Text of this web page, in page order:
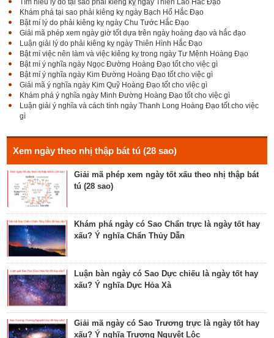
Tìm hiểu lý do tại sao phải kiêng kỵ ngày Thiên Lao Hắc Đạo
Khám phá tại sao phải kiêng kỵ ngày Bạch Hổ Hắc Đạo
Bật mí lý do phải kiêng kỵ ngày Chu Tước Hắc Đạo
Giải mã phép xem ngày giờ tốt dựa trên ngày hoàng đạo và hắc đạo
Luận giải lý do phải kiêng kỵ ngày Thiên Hình Hắc Đạo
Bật mí việc nên làm và việc kiêng kỵ trong ngày Tư Mệnh Hoàng Đạo
Bật mí ý nghĩa ngày Ngọc Đường Hoàng Đạo tốt cho việc gì
Bật mí ý nghĩa ngày Kim Đường Hoàng Đạo tốt cho việc gì
Giải mã ý nghĩa ngày Kim Quỹ Hoàng Đạo tốt cho việc gì
Khám phá ý nghĩa ngày Minh Đường Hoàng Đạo tốt cho việc gì
Luận giải ý nghĩa và cách tính ngày Thanh Long Hoàng Đạo tốt cho việc
gì
Xem ngày theo nhị thập bát tú (28 sao)
Bật mí Sao Đê tốt hay xấu – Tính chất và ý nghĩa
Đê Thổ Lạc
Giải mã Sao Cang tốt hay xấu – Tính chất và ý
nghĩa Cang Kim long
nghĩa Giác Mộc Giao
Giải mã phép xem ngày tốt xấu theo nhị thập bát
tú (28 sao)
Khám phá ngày có Sao Chẩn trực là ngày tốt hay
xấu? Ý nghĩa Chẩn Thủy Dẫn
Luận bàn ngày có Sao Dực chiếu là ngày tốt hay
xấu? Ý nghĩa Dực Hỏa Xà
Giải mã ngày có Sao Trương trực là ngày tốt hay
xấu? Ý nghĩa Trương Nguyệt Lộc
hôn nhân, xuất hành, chữa bệnh
phúc, cầu tự, cầu thọ, cầu tài lộc
lễ cưới, khởi công, tu tạo nhà cửa